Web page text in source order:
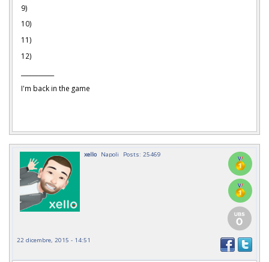
9)
10)
11)
12)
I'm back in the game
xello Napoli Posts: 25469
22 dicembre, 2015 - 14:51